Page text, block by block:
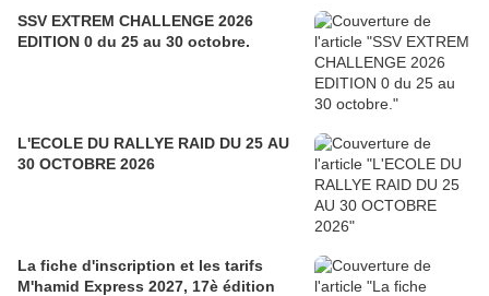
SSV EXTREM CHALLENGE 2026
EDITION 0 du 25 au 30 octobre.
L'ECOLE DU RALLYE RAID DU 25 AU
30 OCTOBRE 2026
La fiche d'inscription et les tarifs
M'hamid Express 2027, 17è édition